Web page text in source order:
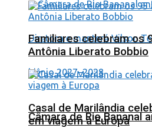
Câmara de Rio Bananal
Familiares celebram os
Antônia Liberato Bobbio
Casal de Marilândia
em viagem à Europa